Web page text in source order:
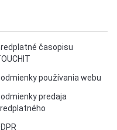
časopisu
používania webu
predaja